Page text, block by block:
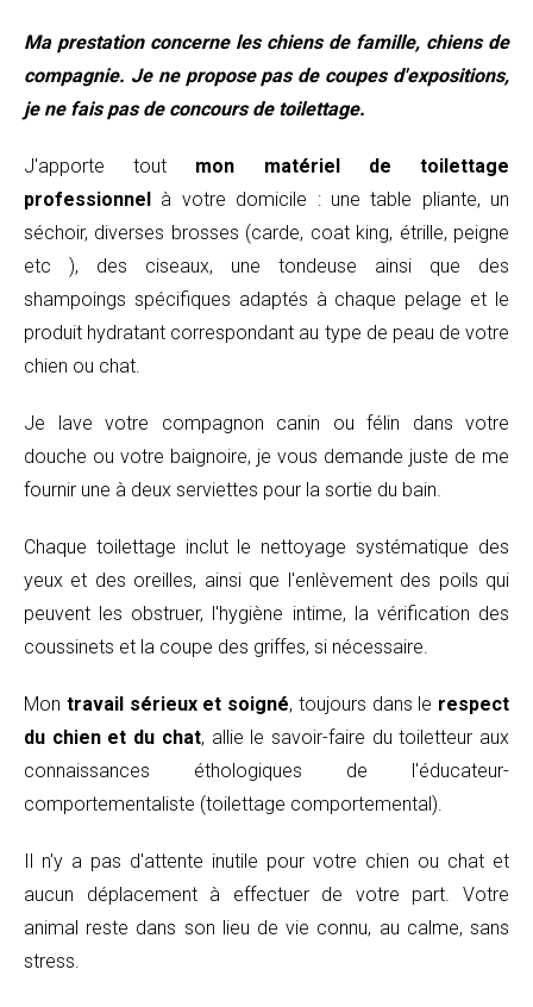
Ma prestation concerne les chiens de famille, chiens de
compagnie. Je ne propose pas de coupes d'expositions,
je ne fais pas de concours de toilettage.
J'apporte tout mon matériel de toilettage
professionnel à votre domicile : une table pliante, un
séchoir, diverses brosses (carde, coat king, étrille, peigne
etc ), des ciseaux, une tondeuse ainsi que des
shampoings spécifiques adaptés à chaque pelage et le
produit hydratant correspondant au type de peau de votre
chien ou chat.
Je lave votre compagnon canin ou félin dans votre
douche ou votre baignoire, je vous demande juste de me
fournir une à deux serviettes pour la sortie du bain.
Chaque toilettage inclut le nettoyage systématique des
yeux et des oreilles, ainsi que l'enlèvement des poils qui
peuvent les obstruer, l'hygiène intime, la vérification des
coussinets et la coupe des griffes, si nécessaire.
Mon travail sérieux et soigné, toujours dans le respect
du chien et du chat, allie le savoir-faire du toiletteur aux
connaissances éthologiques de l'éducateur-
comportementaliste (toilettage comportemental).
Il n'y a pas d'attente inutile pour votre chien ou chat et
aucun déplacement à effectuer de votre part. Votre
animal reste dans son lieu de vie connu, au calme, sans
stress.